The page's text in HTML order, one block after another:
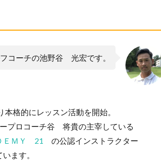
コーチの池野谷 光宏です。
格的にレッスン活動を開始。
プロコーチ谷 将貴の主宰している
ＥＭＹ 21
の公認インストラクター
ます。